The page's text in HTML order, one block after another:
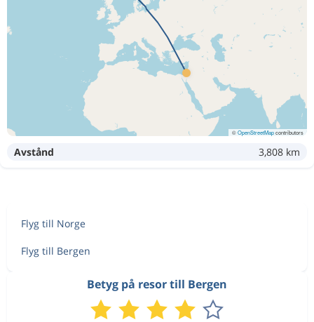
©OpenStreetMapcontributors
Avstånd 3,808 km
Flyg till Norge
Flyg till Bergen
Betyg på resor till Bergen